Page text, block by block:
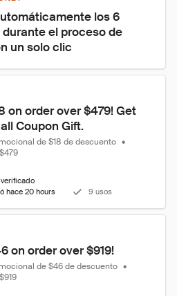
los 6
el proceso de
un solo clic
on order over $479! Get
Coupon Gift.
de $18 de descuento •
hace 20 hours
9 usos
on order over $919!
de $46 de descuento •